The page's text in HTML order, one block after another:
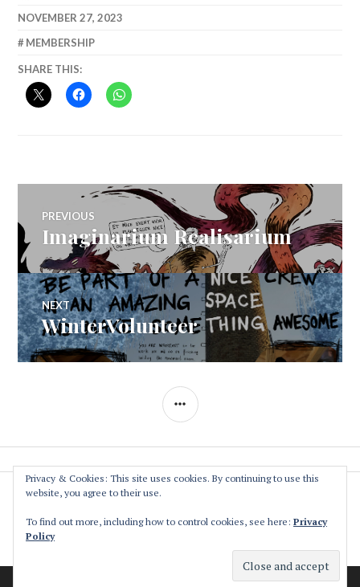
NOVEMBER 27, 2023
MEMBERSHIP
SHARE THIS:
Post
navigation
PREVIOUS
Previous
post:
Imaginarium Realisarium
NEXT
Next
post:
WinterVolunteer
SIDEBAR
The Association
Privacy Policy
a cultural and environmental collective
Privacy & Cookies: This site uses cookies. By continuing to use this
website, you agree to their use.
To find out more, including how to control cookies, see here: Privacy
Policy